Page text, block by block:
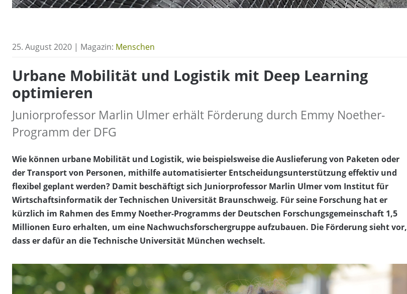
25. August 2020 | Magazin: Menschen
Urbane Mobilität und Logistik mit Deep Learning
optimieren
Juniorprofessor Marlin Ulmer erhält Förderung durch Emmy Noether-
Programm der DFG
Wie können urbane Mobilität und Logistik, wie beispielsweise die Auslieferung von Paketen oder
der Transport von Personen, mithilfe automatisierter Entscheidungsunterstützung effektiv und
flexibel geplant werden? Damit beschäftigt sich Juniorprofessor Marlin Ulmer vom Institut für
Wirtschaftsinformatik der Technischen Universität Braunschweig. Für seine Forschung hat er
kürzlich im Rahmen des Emmy Noether-Programms der Deutschen Forschungsgemeinschaft 1,5
Millionen Euro erhalten, um eine Nachwuchsforschergruppe aufzubauen. Die Förderung sieht vor,
dass er dafür an die Technische Universität München wechselt.